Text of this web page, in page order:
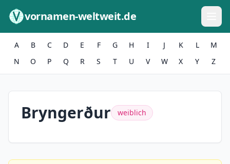
vornamen-weltweit.de
A B C D E F G H I J K L
M
N
O P Q R S T U V W X Y Z
Bryngerður weiblich